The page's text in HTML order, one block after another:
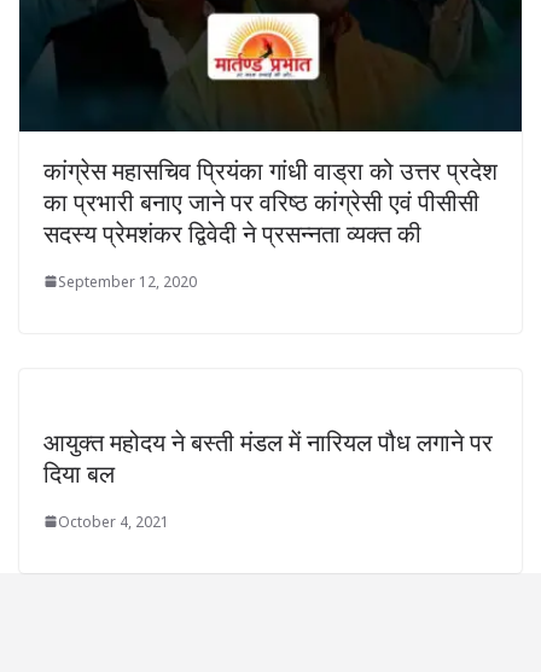
कांग्रेस महासचिव प्रियंका गांधी वाड्रा को उत्तर प्रदेश
का प्रभारी बनाए जाने पर वरिष्ठ कांग्रेसी एवं पीसीसी
सदस्य प्रेमशंकर द्विवेदी ने प्रसन्नता व्यक्त की
September 12, 2020
आयुक्त महोदय ने बस्ती मंडल में नारियल पौध लगाने पर
दिया बल
October 4, 2021